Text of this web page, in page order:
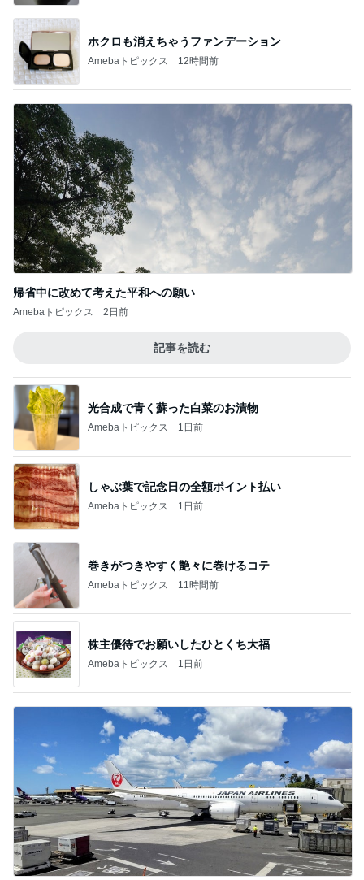
ホクロも消えちゃうファンデーション
Amebaトピックス 12時間前
帰省中に改めて考えた平和への願い
Amebaトピックス 2日前
記事を読む
光合成で青く蘇った白菜のお漬物
Amebaトピックス 1日前
しゃぶ葉で記念日の全額ポイント払い
Amebaトピックス 1日前
巻きがつきやすく艶々に巻けるコテ
Amebaトピックス 11時間前
株主優待でお願いしたひとくち大福
Amebaトピックス 1日前